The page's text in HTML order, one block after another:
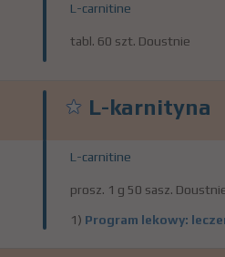
L-carnitine
tabl. 60 szt. Doustnie
L-karnityna
L-carnitine
prosz. 1 g 50 sasz.
1) Program lekowy: